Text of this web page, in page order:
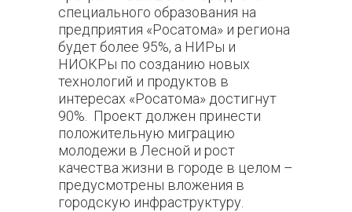
специального образования на
предприятия «Росатома» и региона
будет более 95%, а НИРы и
НИОКРы по созданию новых
технологий и продуктов в
интересах «Росатома» достигнут
90%. Проект должен принести
положительную миграцию
молодежи в Лесной и рост
качества жизни в городе в целом –
предусмотрены вложения в
городскую инфраструктуру.